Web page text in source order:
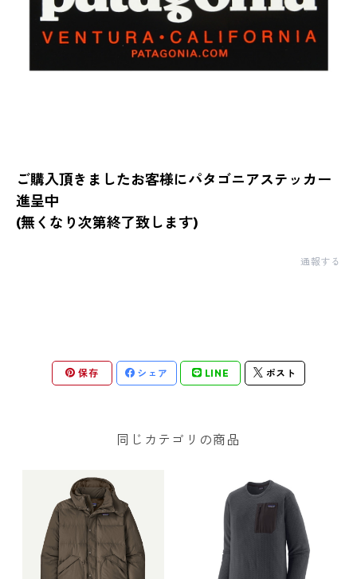
ご購入頂きましたお客様にパタゴニアステッカー
進呈中
(無くなり次第終了致します)
通報する
保存 シェア LINE ポスト
同じカテゴリの商品